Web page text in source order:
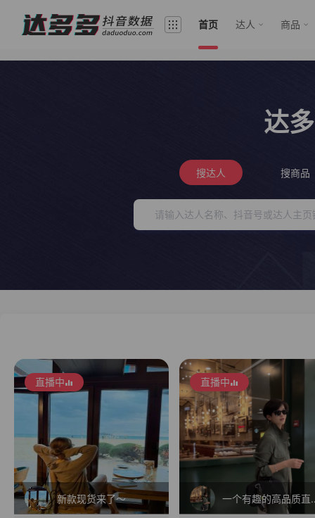
首页 达人 商品
达
搜达人 搜商品
直播中
新款现货来了～
直播中
一个有